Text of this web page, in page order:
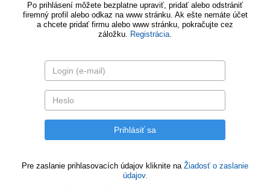
Po prihlásení môžete bezplatne upraviť, pridať alebo odstrániť
firemný profil alebo odkaz na www stránku. Ak ešte nemáte účet
a chcete pridať firmu alebo www stránku, pokračujte cez
záložku. Registrácia.
Pre zaslanie prihlasovacích údajov kliknite na Žiadosť o zaslanie
údajov.